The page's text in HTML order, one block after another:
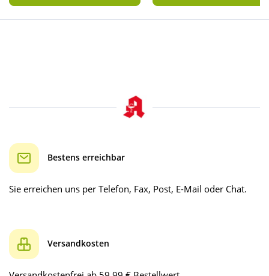
Bestens erreichbar
Sie erreichen uns per Telefon, Fax, Post, E-Mail oder Chat.
Versandkosten